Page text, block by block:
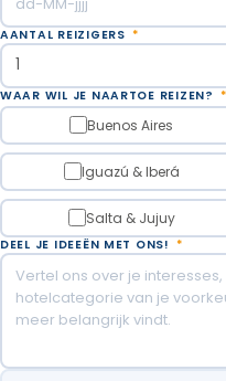
uitkijkpunt). Duur: 7/8
badkamer en alle
Overnigt in het kamp.
Maaltijden inbegrepen:
Maaltijden inbegrepen:
AANTAL REIZIGERS *
WAAR WIL JE NAARTOE REIZEN? *
Buenos Aires
Iguazú & Iberá
Salta & Jujuy
DEEL JE IDEEËN MET ONS! *